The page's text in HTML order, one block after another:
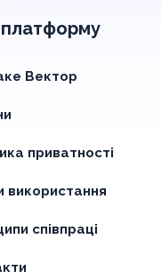
Вектор
приватності
використання
співпраці